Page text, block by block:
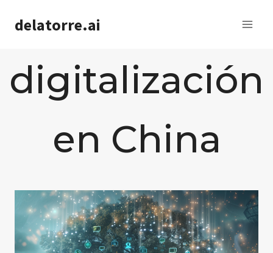
delatorre.ai
digitalización
en China